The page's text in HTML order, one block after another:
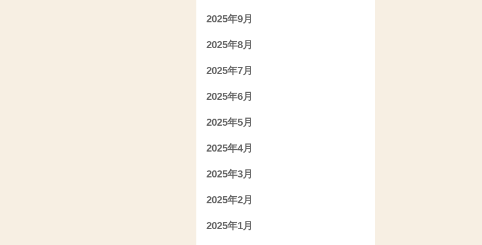
2025年9月
2025年8月
2025年7月
2025年6月
2025年5月
2025年4月
2025年3月
2025年2月
2025年1月